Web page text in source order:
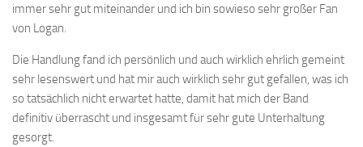
immer sehr gut miteinander und ich bin sowieso sehr großer Fan
von Logan.
Die Handlung fand ich persönlich und auch wirklich ehrlich gemeint
sehr lesenswert und hat mir auch wirklich sehr gut gefallen, was ich
so tatsächlich nicht erwartet hatte, damit hat mich der Band
definitiv überrascht und insgesamt für sehr gute Unterhaltung
gesorgt.